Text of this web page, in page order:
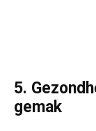
5.
gemak